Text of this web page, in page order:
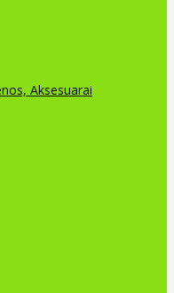
Aksesuarai